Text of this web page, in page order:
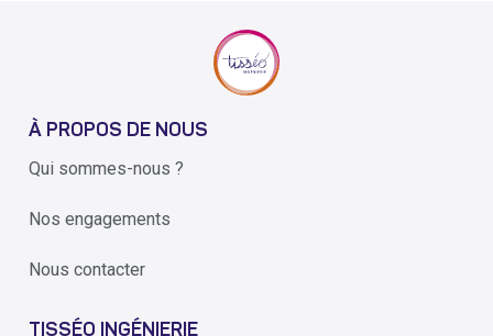
À PROPOS DE NOUS
Qui sommes-nous ?
Nos engagements
Nous contacter
TISSÉO INGÉNIERIE